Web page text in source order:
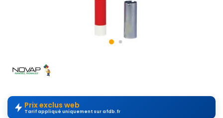
Prix exclus web
Tarif appliqué uniquement sur afdb.fr